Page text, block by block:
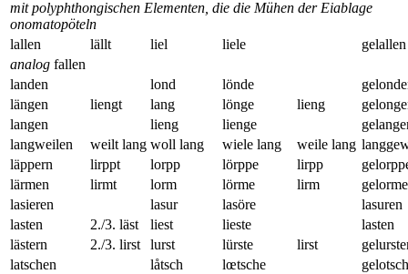
mit polyphthongischen Elementen, die die Mühen der Eiablage
onomatopöteln
lallen
lällt liel liele
gelallen
analog fallen
landen
lond lönde
längen
liengt lang lönge lieng
langen
lieng lienge
langweilen
weilt lang woll lang wiele lang weile lang
läppern
lirppt lorpp lörppe lirpp
lärmen
lirmt lorm lörme lirm
lasieren
lasur lasöre
lasuren
lasten
2./3. läst liest lieste
lasten
lästern
2./3. lirst lurst lürste lirst
latschen
låtsch lœtsche